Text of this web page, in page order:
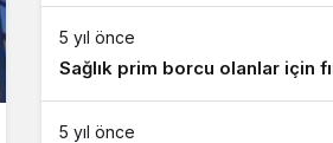
5 yıl önce
Sağlık prim borcu olanlar için
5 yıl önce